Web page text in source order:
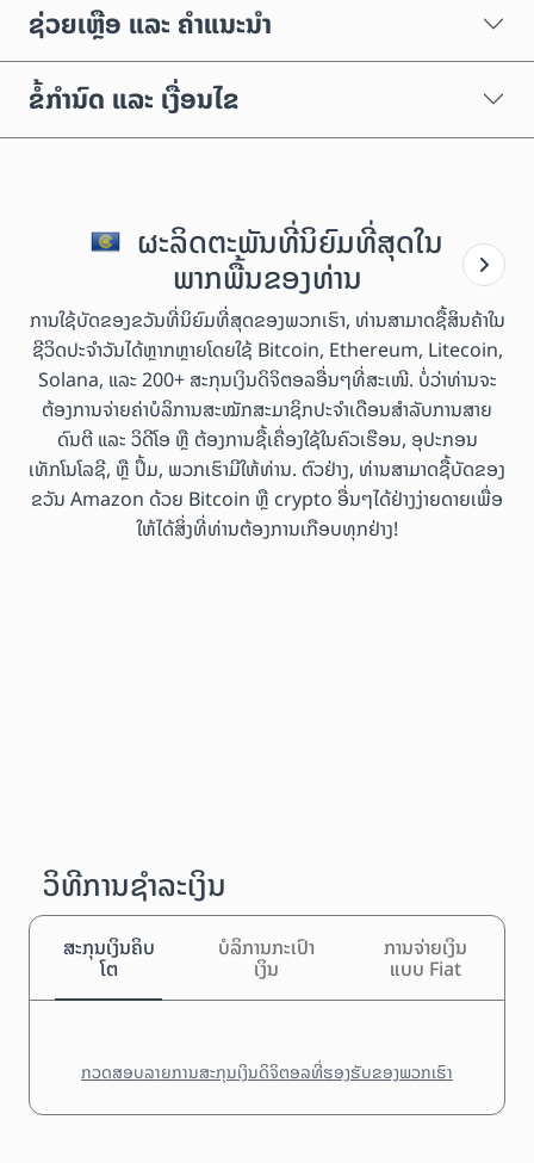
ຊ່ວຍເຫຼືອ ແລະ ຄຳແນະນຳ
ຂໍ້ກຳນົດ ແລະ ເງື່ອນໄຂ
ຜະລິດຕະພັນທີ່ນິຍົມທີ່ສຸດໃນ
ພາກພື້ນຂອງທ່ານ
ການໃຊ້ບັດຂອງຂວັນທີ່ນິຍົມທີ່ສຸດຂອງພວກເຮົາ, ທ່ານສາມາດຊື້ສິນຄ້າໃນ
ຊີວິດປະຈຳວັນໄດ້ຫຼາກຫຼາຍໂດຍໃຊ້ Bitcoin, Ethereum, Litecoin,
Solana, ແລະ 200+ ສະກຸນເງິນດິຈິຕອລອື່ນໆທີ່ສະເໜີ. ບໍ່ວ່າທ່ານຈະ
ຕ້ອງການຈ່າຍຄ່າບໍລິການສະໝັກສະມາຊິກປະຈຳເດືອນສຳລັບການສາຍ
ດົນຕີ ແລະ ວິດີໂອ ຫຼື ຕ້ອງການຊື້ເຄື່ອງໃຊ້ໃນຄົວເຮືອນ, ອຸປະກອນ
ເທັກໂນໂລຊີ, ຫຼື ປຶ້ມ, ພວກເຮົາມີໃຫ້ທ່ານ. ຕົວຢ່າງ, ທ່ານສາມາດຊື້ບັດຂອງ
ຂວັນ Amazon ດ້ວຍ Bitcoin ຫຼື crypto ອື່ນໆໄດ້ຢ່າງງ່າຍດາຍເພື່ອ
ໃຫ້ໄດ້ສິ່ງທີ່ທ່ານຕ້ອງການເກືອບທຸກຢ່າງ!
ວິທີການຊຳລະເງິນ
ສະກຸນເງິນຄິບ
ໂຕ
ບໍລິການກະເປົາ
ເງິນ
ການຈ່າຍເງິນ
ແບບ Fiat
ກວດສອບລາຍການສະກຸນເງິນດິຈິຕອລທີ່ຮອງຮັບຂອງພວກເຮົາ